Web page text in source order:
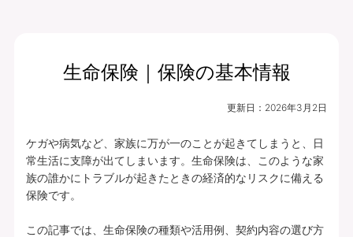
生命保険｜保険の基本情報
更新日： 2026年3月2日
ケガや病気など、家族に万が一のことが起きてしまうと、日
常生活に支障が出てしまいます。生命保険は、このような家
族の誰かにトラブルが起きたときの経済的なリスクに備える
保険です。
この記事では、生命保険の種類や活用例、契約内容の選び方